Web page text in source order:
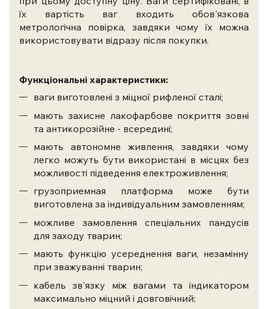
їх вартість ваг входить обов'язкова
метрологічна повірка, завдяки чому їх можна
використовувати відразу після покупки.
Функціональні характеристики:
ваги виготовлені з міцної рифленої сталі;
мають захисне лакофарбове покриття зовні
та антикорозійне - всередині;
мають автономне живлення, завдяки чому
легко можуть бути використані в місцях без
можливості підведення електроживлення;
грузоприемная платформа може бути
виготовлена ​​за індивідуальним замовленням;
можливе замовлення спеціальних пандусів
для заходу тварин;
мають функцію усереднення ваги, незамінну
при зважуванні тварин;
кабель зв'язку між вагами та індикатором
максимально міцний і довговічний;